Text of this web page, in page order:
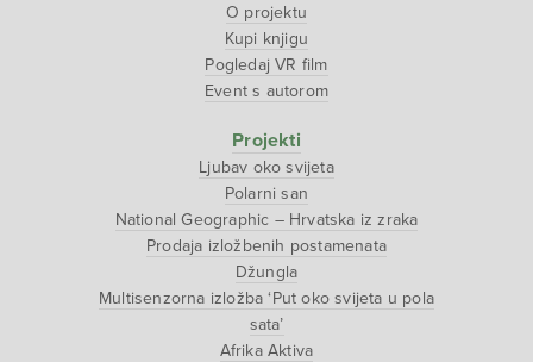
O projektu
Kupi knjigu
Pogledaj VR film
Event s autorom
Projekti
Ljubav oko svijeta
Polarni san
National Geographic – Hrvatska iz zraka
Prodaja izložbenih postamenata
Džungla
Multisenzorna izložba ‘Put oko svijeta u pola
sata’
Afrika Aktiva